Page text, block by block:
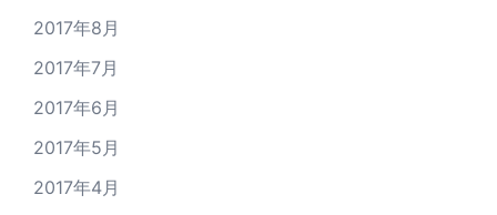
2017年8月
2017年7月
2017年6月
2017年5月
2017年4月